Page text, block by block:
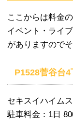
ここからは料金
イベント・ライ
がありますので
P1528菅谷台4
セキスイハイム
駐車料金：1日